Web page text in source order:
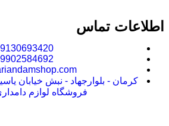
اطلاعات تماس
فروشگاه لوازم